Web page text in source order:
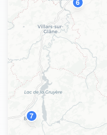
6
7